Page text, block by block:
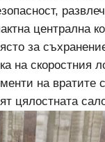
централна
за
на скоростния
на вратите
цялостната